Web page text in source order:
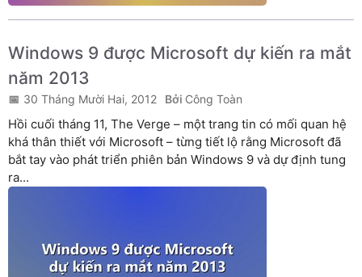
Windows 9 được Microsoft dự kiến ra mắt
năm 2013
30 Tháng Mười Hai, 2012 Công Toàn
Hồi cuối tháng 11, The Verge – một trang tin có mối quan hệ
khá thân thiết với Microsoft – từng tiết lộ rằng Microsoft đã
bắt tay vào phát triển phiên bản Windows 9 và dự định tung
ra...